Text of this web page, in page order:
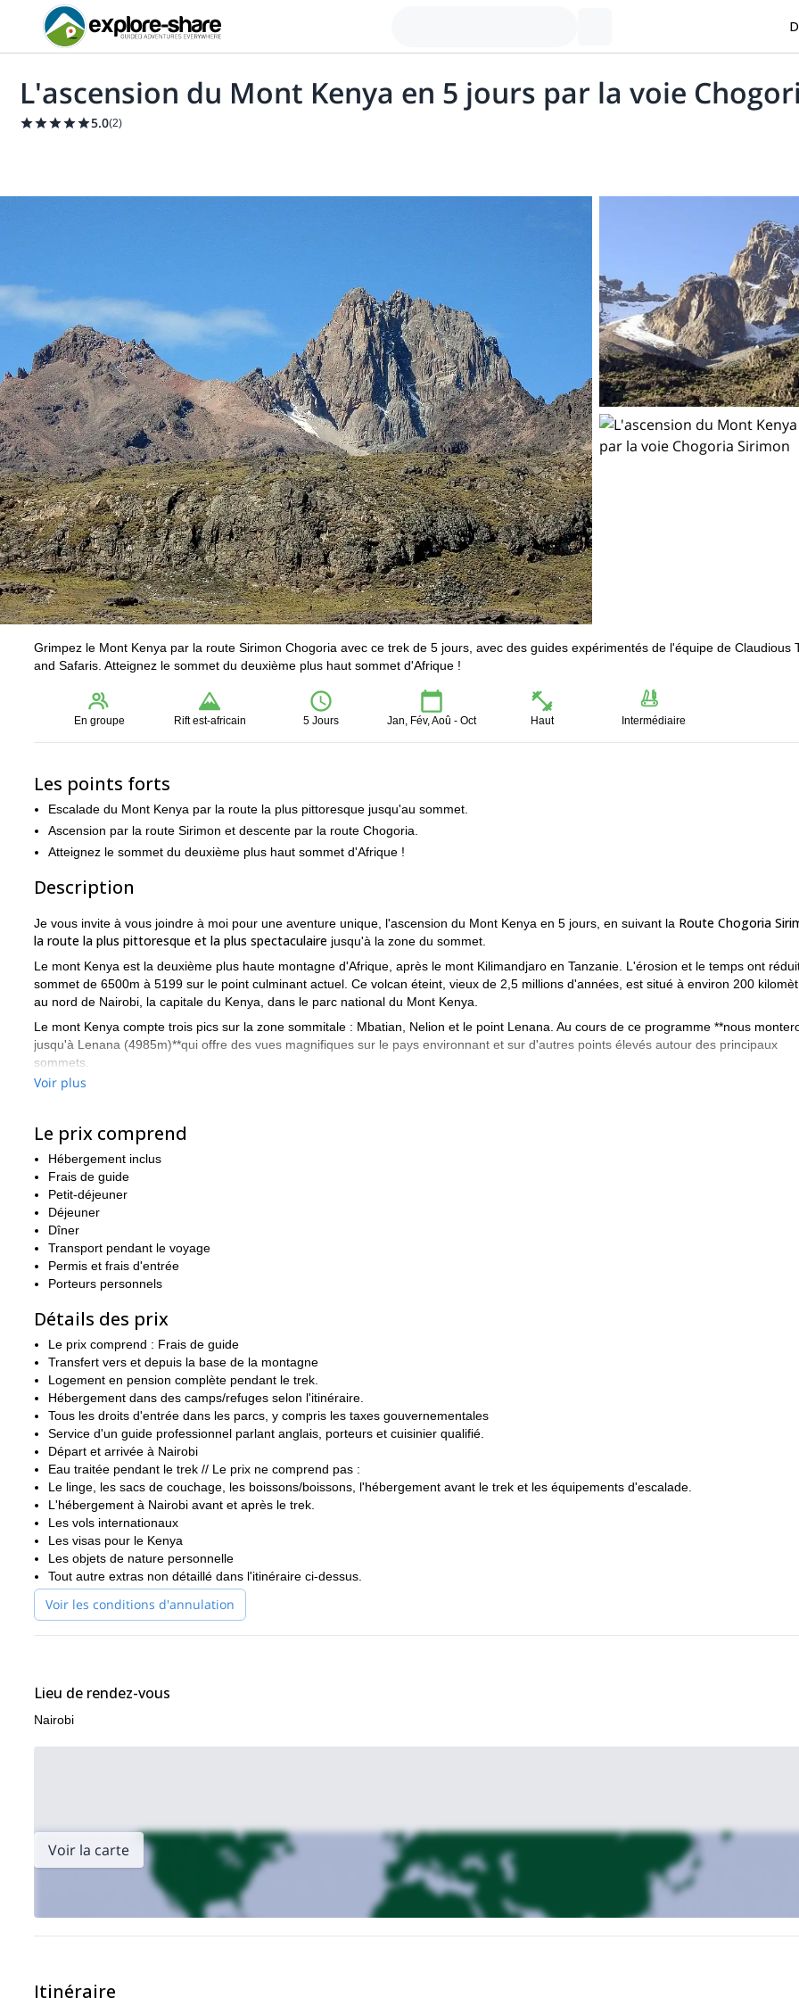
L'ascension du Mont Kenya en 5 jours par la voie
5.0(2)
Grimpez le Mont Kenya par la route Sirimon Chogoria avec ce trek de 5 jours, avec des guides expérimentés de l'équipe de Claudious
and Safaris. Atteignez le sommet du deuxième plus haut sommet d'Afrique !
En groupe Rift est-africain 5 Jours Jan, Fév, Aoû - Oct Haut Intermédiaire
Les points forts
Escalade du Mont Kenya par la route la plus pittoresque jusqu'au sommet.
Ascension par la route Sirimon et descente par la route Chogoria.
Atteignez le sommet du deuxième plus haut sommet d'Afrique !
Description
Je vous invite à vous joindre à moi pour une aventure unique, l'ascension du Mont Kenya en 5 jours, en suivant la Route Chogoria
la route la plus pittoresque et la plus spectaculaire jusqu'à la zone du sommet.
Le mont Kenya est la deuxième plus haute montagne d'Afrique, après le mont Kilimandjaro en Tanzanie. L'érosion et le temps ont
sommet de 6500m à 5199 sur le point culminant actuel. Ce volcan éteint, vieux de 2,5 millions d'années, est situé à environ 200
au nord de Nairobi, la capitale du Kenya, dans le parc national du Mont Kenya.
Le mont Kenya compte trois pics sur la zone sommitale : Mbatian, Nelion et le point Lenana. Au cours de ce programme **nous
jusqu'à Lenana (4985m)**qui offre des vues magnifiques sur le pays environnant et sur d'autres points élevés autour des principaux
sommets.
Le trekking Sirimon Chigoria
Cette randonnée merveilleuse et pittoresque vous emmène à la découverte des paysages uniques de cette région du Kenya. Le meilleur
moment pour escalader le Mont Kenya est pendant les mois secs de janvier, février, fin août, septembre et octobre.
Le trek nous emmène à
sentiers forestiers, en effectuant toute la traversée de la montagne. Cet itinéraire combiné offre une nature époustouflante et des
magnifiques.
En commençant par la route Sirimon, vous bénéficierez d'une meilleure acclimatation à l'altitude. Nous commencerons par la partie
ouest du Mont Kenya, en passant par le Liki North, le Old Moses Camp et le Shipton's Camp avant d'atteindre le Point Lenana.
**Alors si vous voulez escalader le Mont Kenya, rejoignez-nous pour ce grand trek de 5 jours ! Réservez votre programme et préparez-
à vivre une expérience inoubliable en Afrique !**Nous proposons également un
route.
Voir plus
Le prix comprend
Hébergement inclus
Frais de guide
Petit-déjeuner
Déjeuner
Dîner
Transport pendant le voyage
Permis et frais d'entrée
Porteurs personnels
Détails des prix
Le prix comprend : Frais de guide
Transfert vers et depuis la base de la montagne
Logement en pension complète pendant le trek.
Hébergement dans des camps/refuges selon l'itinéraire.
Tous les droits d'entrée dans les parcs, y compris les taxes gouvernementales
Service d'un guide professionnel parlant anglais, porteurs et cuisinier qualifié.
Départ et arrivée à Nairobi
Eau traitée pendant le trek // Le prix ne comprend pas :
Le linge, les sacs de couchage, les boissons/boissons, l'hébergement avant le trek et les équipements d'escalade.
L'hébergement à Nairobi avant et après le trek.
Les vols internationaux
Les visas pour le Kenya
Les objets de nature personnelle
Tout autre extras non détaillé dans l'itinéraire ci-dessus.
Voir les conditions d'annulation
Lieu de rendez-vous
Nairobi
Voir la carte
Itinéraire